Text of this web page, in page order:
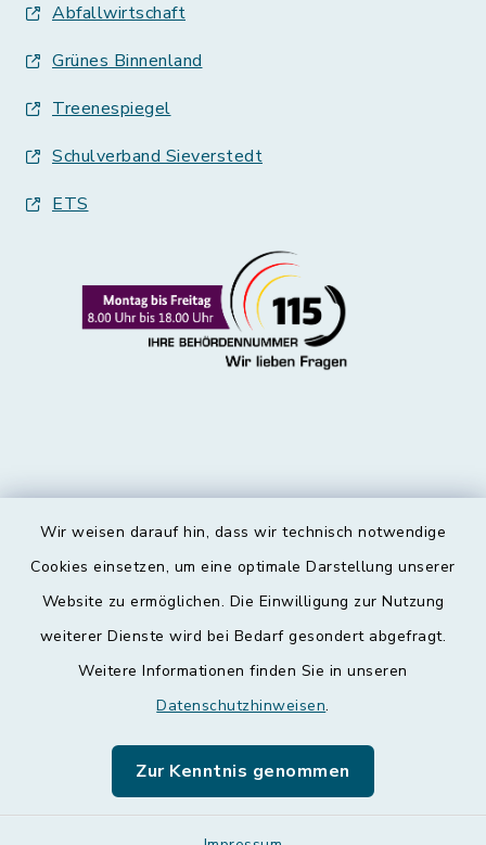
Wir weisen darauf hin, dass wir technisch notwendige
Cookies einsetzen, um eine optimale Darstellung unserer
Website zu ermöglichen. Die Einwilligung zur Nutzung
weiterer Dienste wird bei Bedarf gesondert abgefragt.
Weitere Informationen finden Sie in unseren
Datenschutzhinweisen.
Zur Kenntnis genommen
Abfallwirtschaft
Grünes Binnenland
Treenespiegel
Schulverband Sieverstedt
ETS
Kontakt
Datenschutz
Leichte Sprache